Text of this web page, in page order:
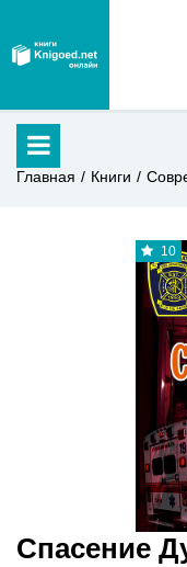
Главная Книги
10
Спасение